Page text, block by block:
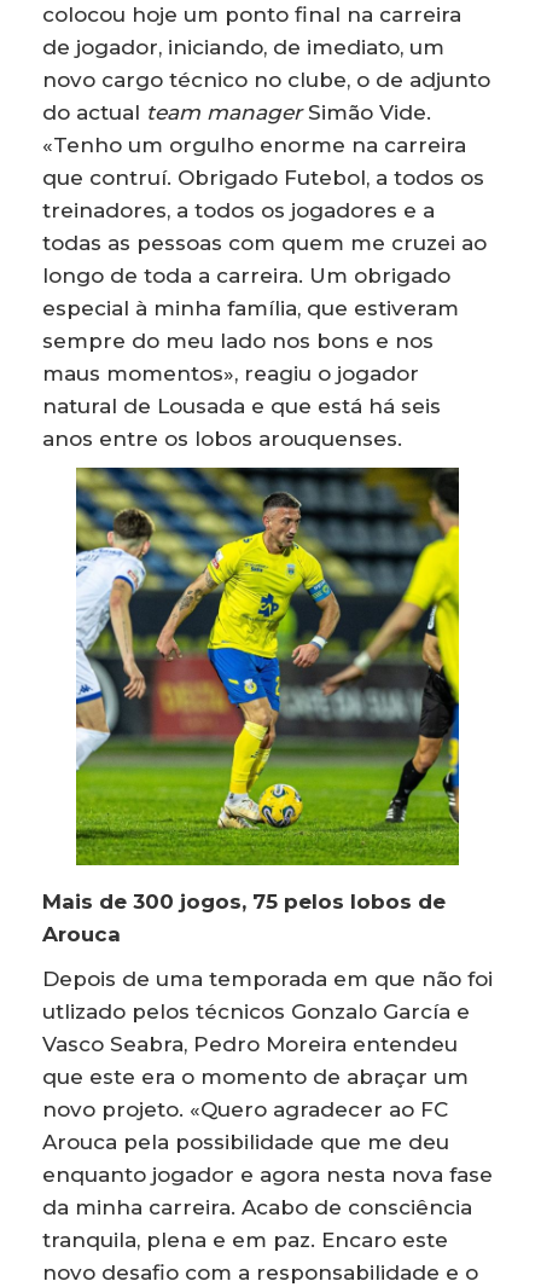
colocou hoje um ponto final na carreira
de jogador, iniciando, de imediato, um
novo cargo técnico no clube, o de adjunto
do actual team managerSimão Vide.
«Tenho um orgulho enorme na carreira
que contruí. Obrigado Futebol, a todos os
treinadores, a todos os jogadores e a
todas as pessoas com quem me cruzei ao
longo de toda a carreira. Um obrigado
especial à minha família, que estiveram
sempre do meu lado nos bons e nos
maus momentos», reagiu o jogador
natural de Lousada e que está há seis
anos entre os lobos arouquenses.
Mais de 300 jogos, 75 pelos lobos de
Arouca
Depois de uma temporada em que não foi
utlizado pelos técnicos Gonzalo García e
Vasco Seabra, Pedro Moreira entendeu
que este era o momento de abraçar um
novo projeto. «Quero agradecer ao FC
Arouca pela possibilidade que me deu
enquanto jogador e agora nesta nova fase
da minha carreira. Acabo de consciência
tranquila, plena e em paz. Encaro este
novo desafio com a responsabilidade e o